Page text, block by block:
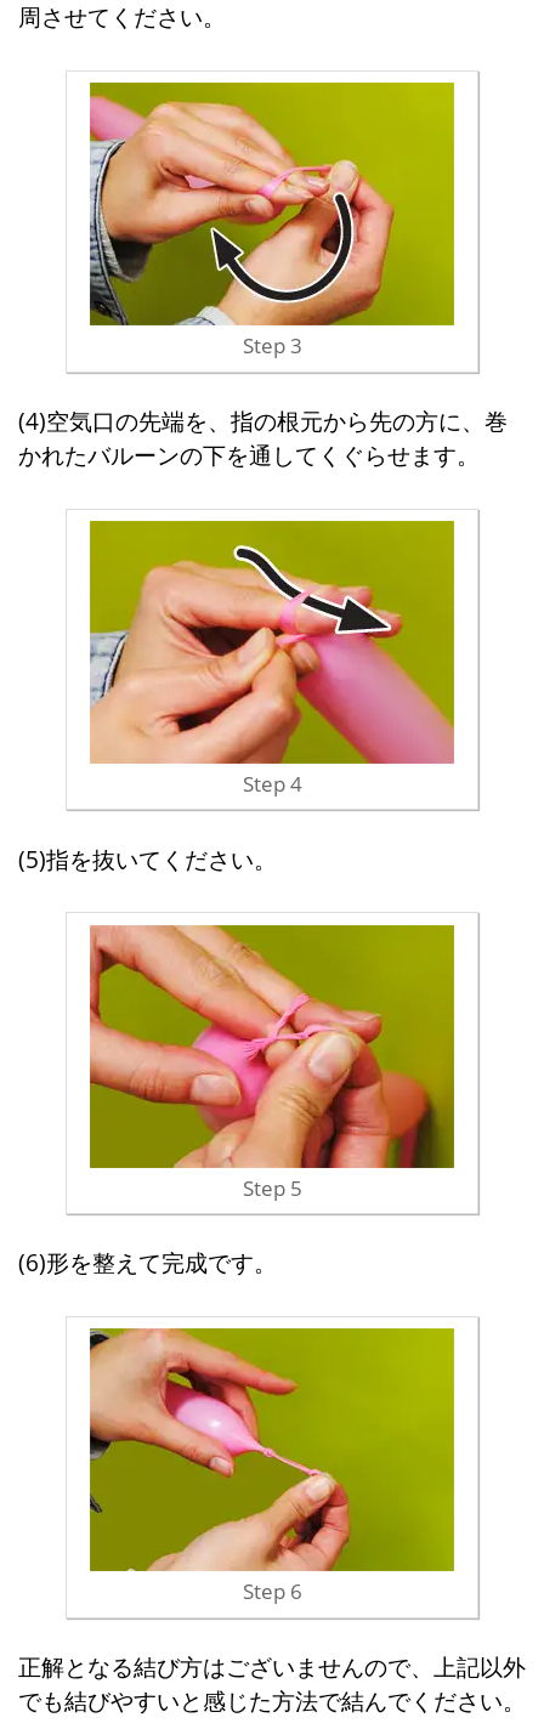
周させてください。
Step 3
(4)空気口の先端を、指の根元から先の方に、巻
かれたバルーンの下を通してくぐらせます。
Step 4
(5)指を抜いてください。
Step 5
(6)形を整えて完成です。
Step 6
正解となる結び方はございませんので、上記以外
でも結びやすいと感じた方法で結んでください。